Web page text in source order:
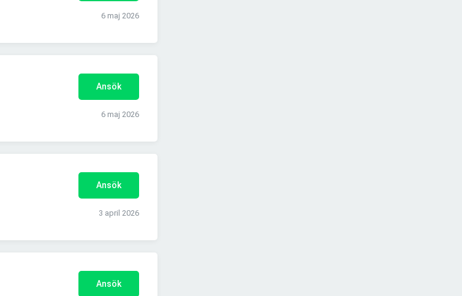
6 maj 2026
Ansök
6 maj 2026
Ansök
3 april 2026
Ansök